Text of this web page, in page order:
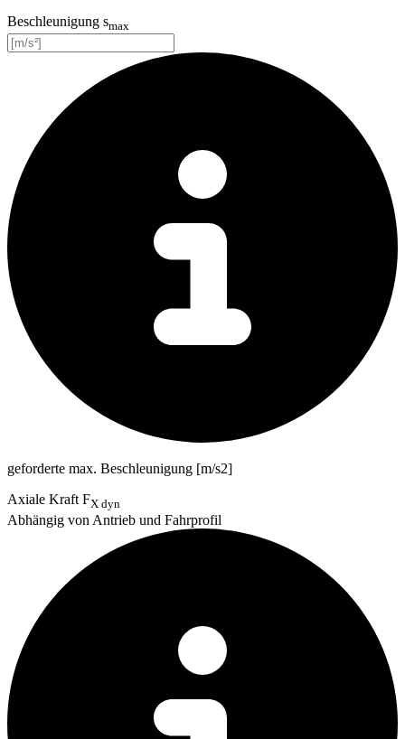
Beschleunigung smax
geforderte max. Beschleunigung [m/s2]
Axiale Kraft FX dyn
Abhängig von Antrieb und Fahrprofil